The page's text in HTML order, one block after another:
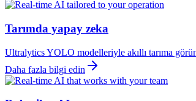
Tarımda yapay zeka
Ultralytics YOLO modelleriyle akıllı tarıma
Daha fazla bilgi edin